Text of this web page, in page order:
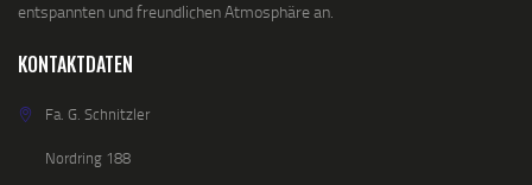
entspannten und freundlichen Atmosphäre an.
KONTAKTDATEN
Fa. G. Schnitzler
Nordring 188